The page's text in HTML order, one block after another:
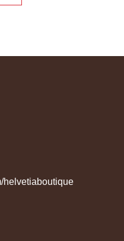
helvetiaboutique